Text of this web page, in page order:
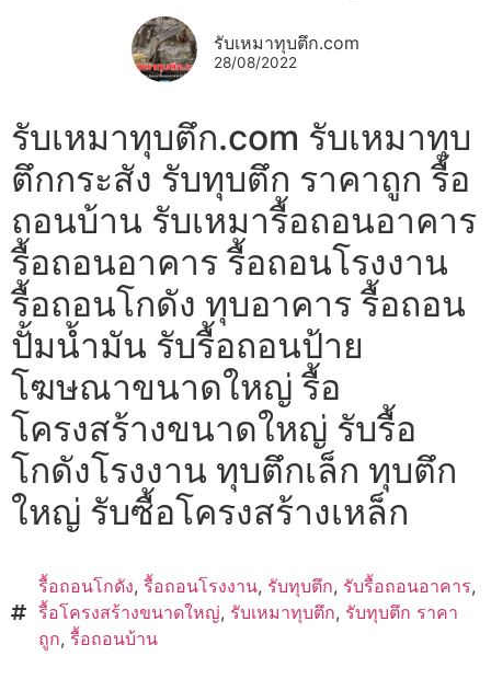
รับเหมาทุบตึก.com
28/08/2022
รับเหมาทุบตึก.com รับเหมาทุบ
ตึกกระสัง รับทุบตึก ราคาถูก รื้อ
ถอนบ้าน รับเหมารื้อถอนอาคาร
รื้อถอนอาคาร รื้อถอนโรงงาน
รื้อถอนโกดัง ทุบอาคาร รื้อถอน
ปั้มน้ำมัน รับรื้อถอนป้าย
โฆษณาขนาดใหญ่ รื้อ
โครงสร้างขนาดใหญ่ รับรื้อ
โกดังโรงงาน ทุบตึกเล็ก ทุบตึก
ใหญ่ รับซื้อโครงสร้างเหล็ก
รื้อถอนโกดัง, รื้อถอนโรงงาน, รับทุบตึก, รับรื้อถอนอาคาร,
รื้อโครงสร้างขนาดใหญ่, รับเหมาทุบตึก, รับทุบตึก ราคา
ถูก, รื้อถอนบ้าน